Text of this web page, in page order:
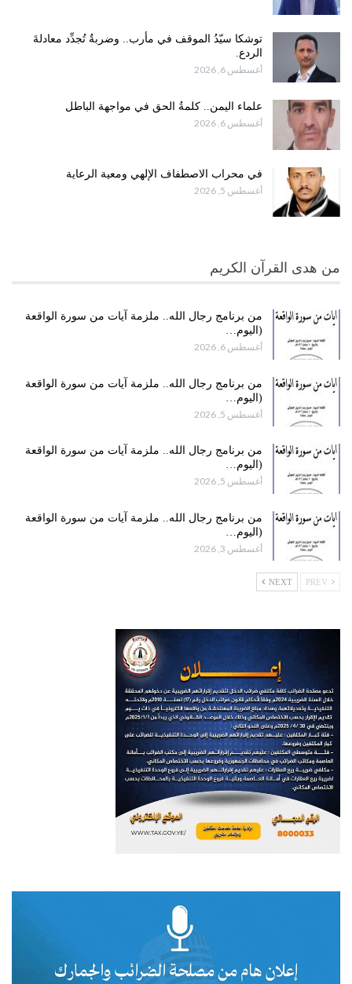
توشكا سيّدُ الموقف في مأرب.. وضربةٌ تُجدِّد معادلةَ
الردع.
أغسطس 6, 2026
علماء اليمن.. كلمةُ الحق في مواجهة الباطل
أغسطس 6, 2026
في محراب الاصطفاف الإلهي ومعية الرعاية
أغسطس 5, 2026
من هدى القرآن الكريم
من برنامج رجال الله.. ملزمة آيات من سورة الواقعة
(اليوم…
أغسطس 6, 2026
من برنامج رجال الله.. ملزمة آيات من سورة الواقعة
(اليوم…
أغسطس 5, 2026
من برنامج رجال الله.. ملزمة آيات من سورة الواقعة
(اليوم…
أغسطس 5, 2026
من برنامج رجال الله.. ملزمة آيات من سورة الواقعة
(اليوم…
أغسطس 3, 2026
NEXT